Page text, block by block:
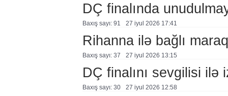
DÇ finalında
Baxış sayı: 91 27 i̇yul 2026 17:41
Rihanna ilə bağlı
Baxış sayı: 37 27 i̇yul 2026 13:15
DÇ finalını sevgilisi ilə
Baxış sayı: 30 27 i̇yul 2026 12:58